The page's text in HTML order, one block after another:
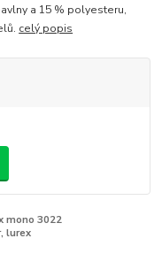
a 15 % polyesteru,
celý popis
mono 3022
lurex